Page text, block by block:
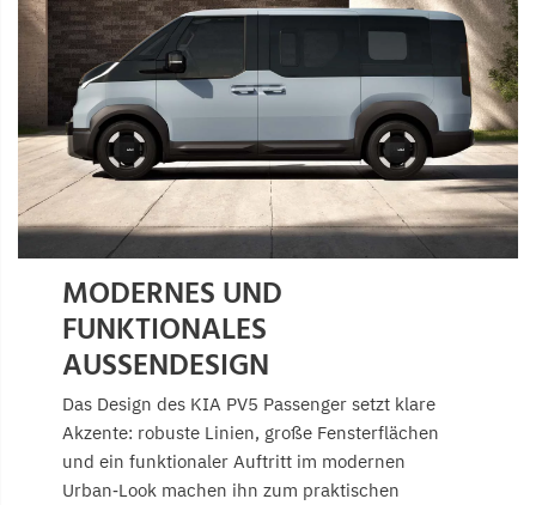
MODERNES UND
FUNKTIONALES
AUSSENDESIGN
Das Design des KIA PV5 Passenger setzt klare
Akzente: robuste Linien, große Fensterflächen
und ein funktionaler Auftritt im modernen
Urban‑Look machen ihn zum praktischen